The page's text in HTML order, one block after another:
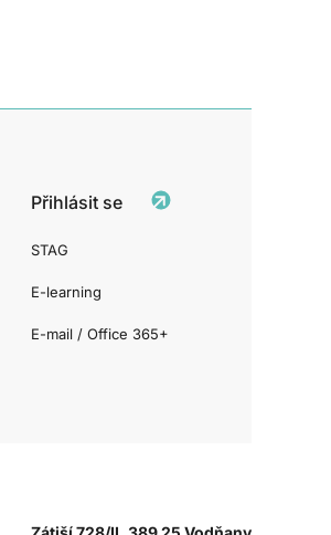
Přihlásit se
STAG
E-learning
E-mail / Office 365+